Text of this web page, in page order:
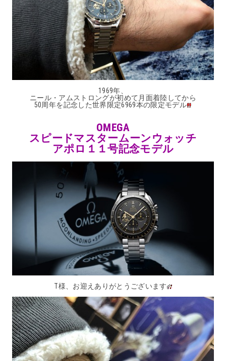
1969年、
ニール・アムストロングが初めて月面着陸してから
50周年を記念した世界限定6969本の限定モデル
OMEGA
スピードマスタームーンウォッチ
アポロ１１号記念モデル
T様、お迎えありがとうございます